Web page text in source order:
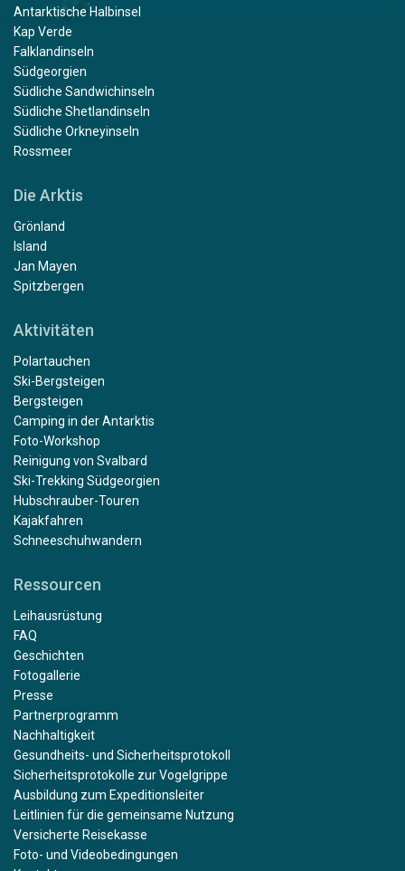
Antarktische Halbinsel
Kap Verde
Falklandinseln
Südgeorgien
Südliche Sandwichinseln
Südliche Shetlandinseln
Südliche Orkneyinseln
Rossmeer
Die Arktis
Grönland
Island
Jan Mayen
Spitzbergen
Aktivitäten
Polartauchen
Ski-Bergsteigen
Bergsteigen
Camping in der Antarktis
Foto-Workshop
Reinigung von Svalbard
Ski-Trekking Südgeorgien
Hubschrauber-Touren
Kajakfahren
Schneeschuhwandern
Ressourcen
Leihausrüstung
FAQ
Geschichten
Fotogallerie
Presse
Partnerprogramm
Nachhaltigkeit
Gesundheits- und Sicherheitsprotokoll
Sicherheitsprotokolle zur Vogelgrippe
Ausbildung zum Expeditionsleiter
Leitlinien für die gemeinsame Nutzung
Versicherte Reisekasse
Foto- und Videobedingungen